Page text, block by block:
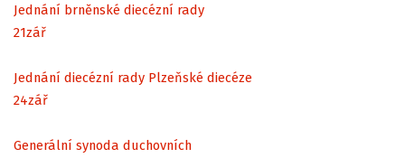
Jednání brněnské diecézní rady
21zář
Jednání diecézní rady Plzeňské diecéze
24zář
Generální synoda duchovních